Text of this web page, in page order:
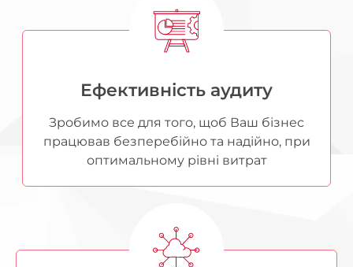
Ефективність аудиту
Зробимо все для того, щоб Ваш бізнес
працював безперебійно та надійно, при
оптимальному рівні витрат